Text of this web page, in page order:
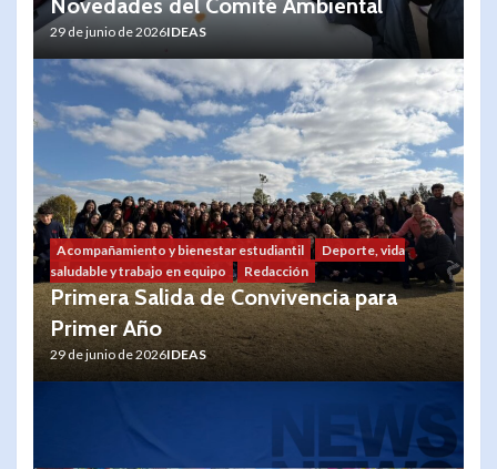
Novedades del Comité Ambiental
29 de junio de 2026IDEAS
Acompañamiento y bienestar estudiantil
Deporte, vida
saludable y trabajo en equipo
Redacción
Primera Salida de Convivencia para
Primer Año
29 de junio de 2026IDEAS